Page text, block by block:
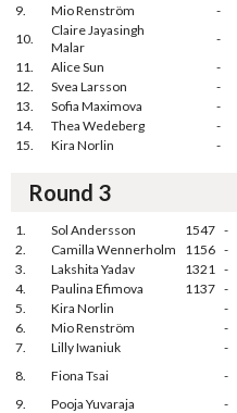
9.
Mio Renström -
10.
Claire Jayasingh
Malar
-
11.
Alice Sun -
12.
Svea Larsson -
13.
Sofia Maximova -
14.
Thea Wedeberg -
15.
Kira Norlin -
Round 3
1. Sol Andersson 1547 -
2.
Camilla Wennerholm 1156 -
3.
Lakshita Yadav 1321 -
4.
Paulina Efimova 1137 -
5.
Kira Norlin -
6.
Mio Renström -
7.
Lilly Iwaniuk -
8.
Fiona Tsai -
9.
Pooja Yuvaraja -